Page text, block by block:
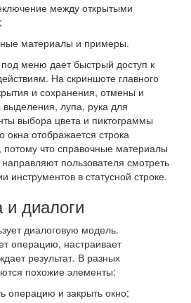
между открытыми
материалы и примеры.
меню дает быстрый доступ к
На скриншоте главного
и сохранения, отмены и
лупа, рука для
выбора цвета и пиктограммы
окна отображается строка
что справочные материалы
пользователя смотреть
инструментов в статусной строке.
и диалоги
диалоговую модель.
операцию, настраивает
результат. В разных
похожие элементы:
операцию и закрыть окно;